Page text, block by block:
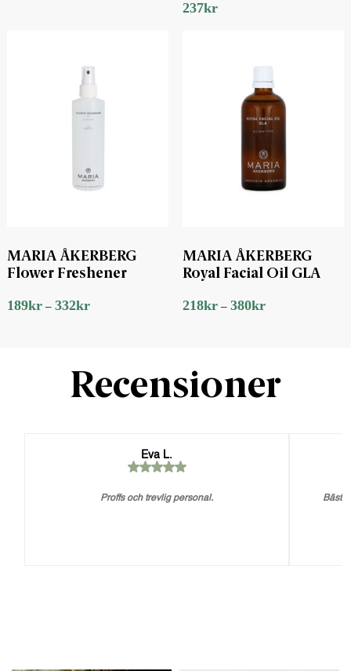
237kr
MARIA ÅKERBERG
Flower Freshener
189kr– 332kr
MARIA ÅKERBERG
Royal Facial Oil GLA
218kr– 380kr
Recensioner
Eva L.
Proffs och trevlig personal. Bästa